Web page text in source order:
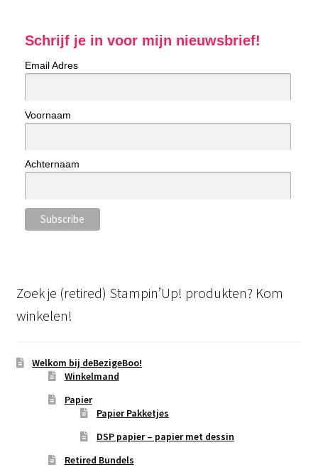
Schrijf je in voor mijn nieuwsbrief!
Email Adres
Voornaam
Achternaam
Zoek je (retired) Stampin’Up! produkten? Kom
winkelen!
Welkom bij deBezigeBoo!
Winkelmand
Papier
Papier Pakketjes
DSP papier – papier met dessin
Retired Bundels